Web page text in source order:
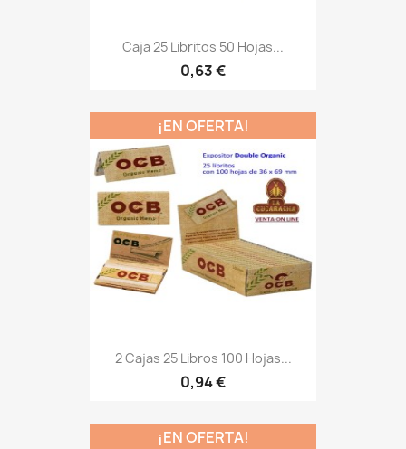
Caja 25 Libritos 50 Hojas...
0,63 €
2 Cajas 25 Libros 100 Hojas...
0,94 €
¡EN OFERTA!
¡EN OFERTA!